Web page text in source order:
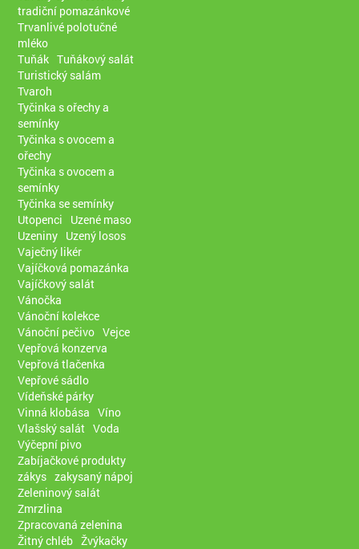
tradiční pomazánkové
Trvanlivé polotučné
mléko
Tuňák Tuňákový salát
Turistický salám
Tvaroh
Tyčinka s ořechy a
semínky
Tyčinka s ovocem a
ořechy
Tyčinka s ovocem a
semínky
Tyčinka se semínky
Utopenci
Uzené maso
Uzeniny Uzený losos
Vaječný likér
Vajíčková pomazánka
Vajíčkový salát
Vánočka
Vánoční kolekce
Vánoční pečivo Vejce
Vepřová konzerva
Vepřová tlačenka
Vepřové sádlo
Vídeňské párky
Vinná klobása Víno
Vlašský salát Voda
Výčepní pivo
Zabíjačkové produkty
zákys zakysaný nápoj
Zeleninový salát
Zmrzlina
Zpracovaná zelenina
Žitný chléb Žvýkačky